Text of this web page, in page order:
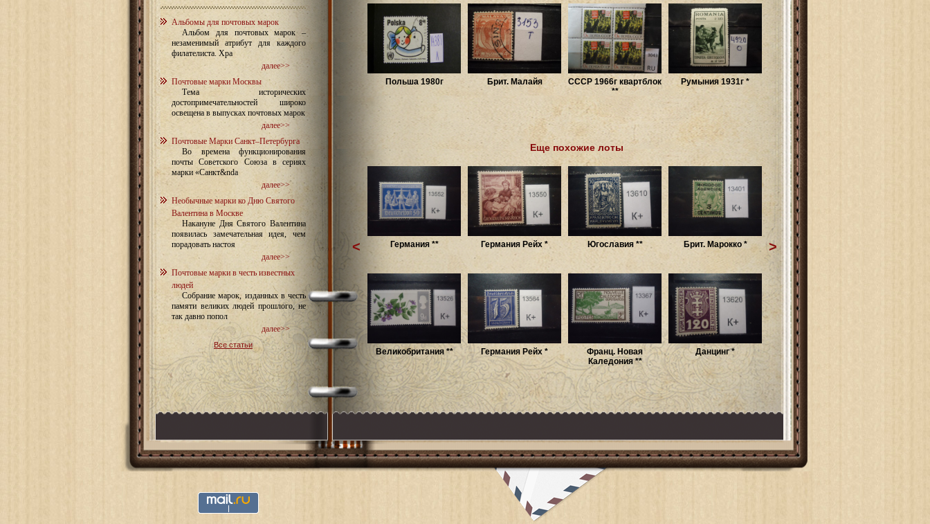
Альбомы для почтовых марок
Альбом для почтовых марок –
незаменимый атрибут для каждого
филателиста. Хра
далее>>
Почтовые марки Москвы
Тема исторических
достопримечательностей широко
освещена в выпусках почтовых марок
далее>>
Почтовые Марки Санкт–Петербурга
Во времена функционирования
почты Советского Союза в сериях
марки «Санкт&nda
далее>>
Необычные марки ко Дню Святого
Валентина в Москве
Накануне Дня Святого Валентина
появилась замечательная идея, чем
порадовать настоя
далее>>
Почтовые марки в честь известных
людей
Собрание марок, изданных в честь
памяти великих людей прошлого, не
так давно попол
далее>>
Все статьи
Польша 1980г Брит. Малайя
СССР 1966г квартблок
**
Румыния 1931г *
Еще похожие лоты
Германия ** Германия Рейх * Югославия ** Брит. Марокко *
Великобритания ** Германия Рейх *
Франц. Новая
Каледония **
Данцинг *
< >